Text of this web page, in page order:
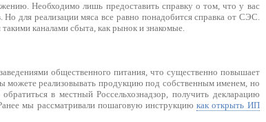
Необходимо лишь предоставить справку о том, что у вас
для реализации мяса все равно понадобится справка от СЭС.
каналами сбыта, как рынок и знакомые.
общественного питания, что существенно повышает
можете реализовывать продукцию под собственным именем, но
в местный Россельхознадзор, получить декларацию
мы рассматривали пошаговую инструкциюкак открыть ИП